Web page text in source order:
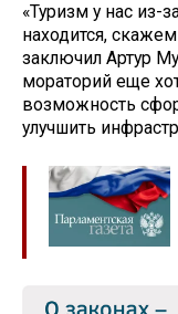
«Туризм у нас из-
находится,
заключил Артур
мораторий еще
возможность
улучшить